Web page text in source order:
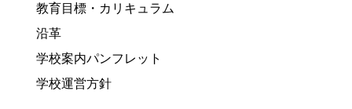
教育目標・カリキュラム
沿革
学校案内パンフレット
学校運営方針